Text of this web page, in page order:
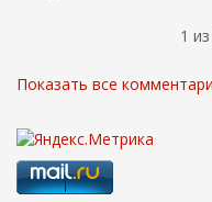
1
Показать все